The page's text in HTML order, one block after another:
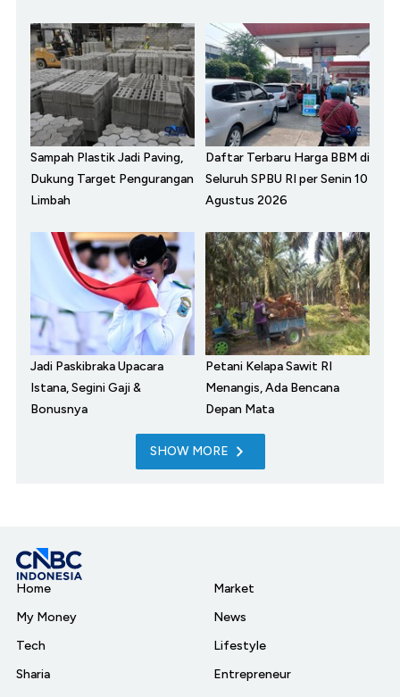
Sampah Plastik Jadi Paving,
Dukung Target Pengurangan
Limbah
Daftar Terbaru Harga BBM di
Seluruh SPBU RI per Senin 10
Agustus 2026
Jadi Paskibraka Upacara
Istana, Segini Gaji &
Bonusnya
Petani Kelapa Sawit RI
Menangis, Ada Bencana
Depan Mata
SHOW MORE
Home
My Money
Tech
Sharia
Market
News
Lifestyle
Entrepreneur